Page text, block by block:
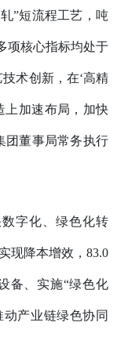
”短流程工艺，吨
项核心指标均处于
术创新，在‘高精
上加速布局，加快
团董事局常务执行
字化、绿色化转
现降本增效，83.0
备、实施“绿色化
产业链绿色协同